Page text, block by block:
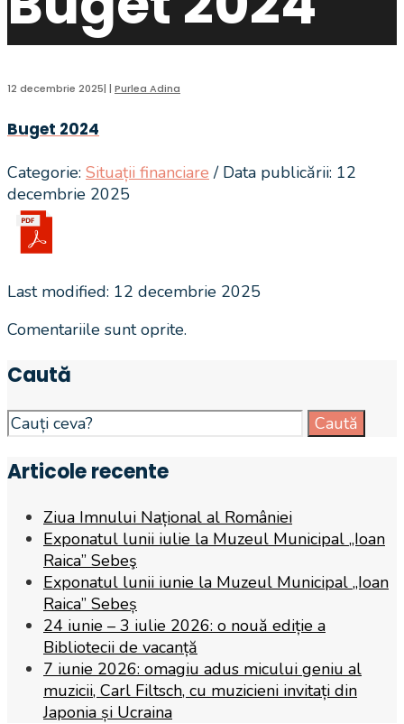
12 decembrie 2025| | Purlea Adina
Buget 2024
Categorie: Situații financiare / Data publicării: 12
decembrie 2025
Last modified: 12 decembrie 2025
Comentariile sunt oprite.
Caută
Search
for:
Caută
Articole recente
Ziua Imnului Național al României
Exponatul lunii iulie la Muzeul Municipal „Ioan
Raica” Sebeş
Exponatul lunii iunie la Muzeul Municipal „Ioan
Raica” Sebeș
24 iunie – 3 iulie 2026: o nouă ediție a
Bibliotecii de vacanță
7 iunie 2026: omagiu adus micului geniu al
muzicii, Carl Filtsch, cu muzicieni invitați din
Japonia și Ucraina